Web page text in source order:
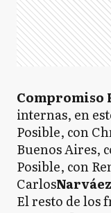
Compromiso
internas, en
Posible, con
Buenos Aires,
Posible, con
Carlos
El resto de los